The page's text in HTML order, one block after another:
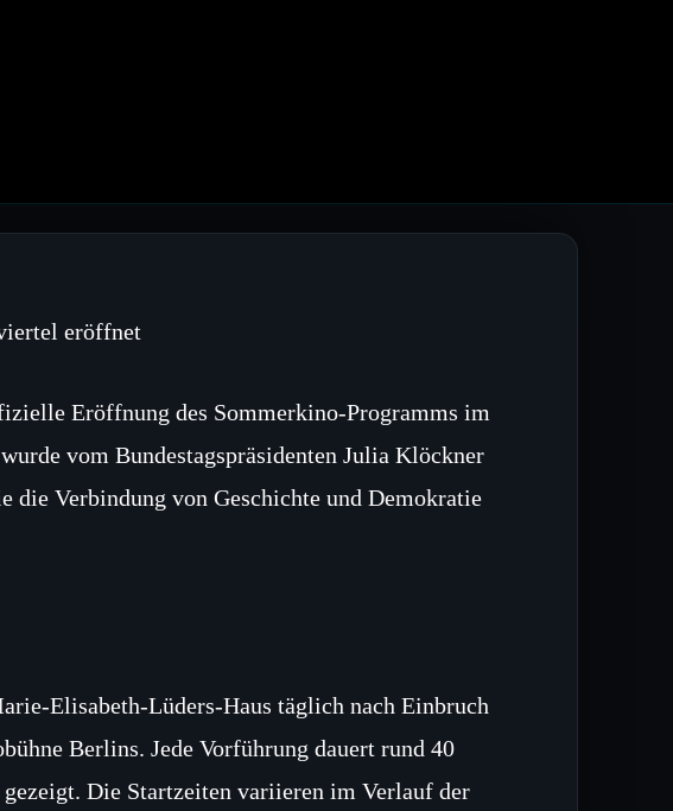
eröffnet
Eröffnung des Sommerkino‑Programms im
vom Bundestagspräsidenten Julia Klöckner
die Verbindung von Geschichte und Demokratie
täglich nach Einbruch
Berlins. Jede Vorführung dauert rund 40
Die Startzeiten variieren im Verlauf der